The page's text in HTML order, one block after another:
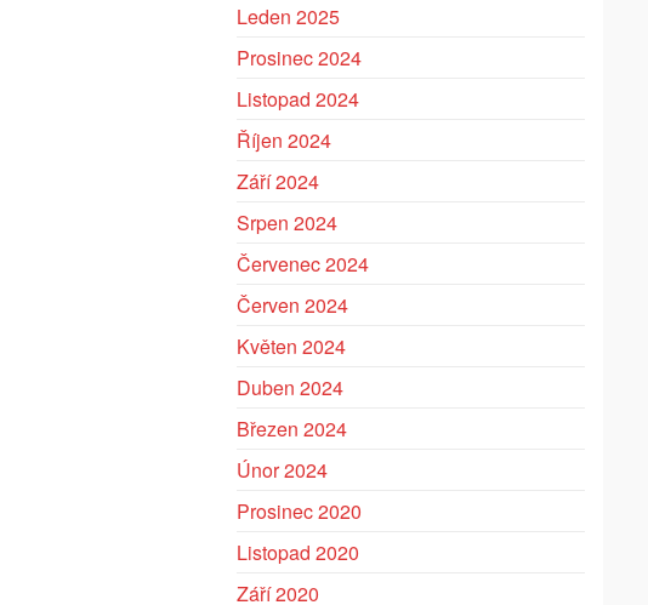
Leden 2025
Prosinec 2024
Listopad 2024
Říjen 2024
Září 2024
Srpen 2024
Červenec 2024
Červen 2024
Květen 2024
Duben 2024
Březen 2024
Únor 2024
Prosinec 2020
Listopad 2020
Září 2020